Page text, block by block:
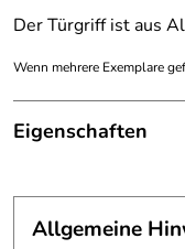
Der Türgriff ist aus
Wenn mehrere Exemplare
Eigenschaften
Anmerkung:
Allgemeine